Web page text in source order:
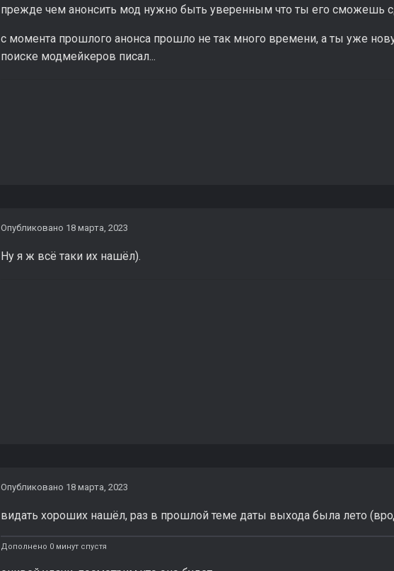
прежде чем анонсить мод нужно быть уверенным что ты его сможешь
с момента прошлого анонса прошло не так много времени, а ты уже
поиске модмейкеров писал...
Опубликовано 18 марта, 2023
Ну я ж всё таки их нашёл).
Опубликовано 18 марта, 2023
видать хороших нашёл, раз в прошлой теме даты выхода была лето
Дополнено 0 минут спустя